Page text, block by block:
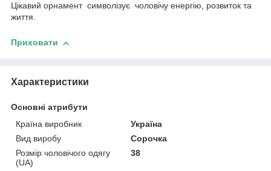
Цікавий орнамент символізує чоловічу енергію, розвиток та
життя.
Приховати
Характеристики
Основні атрибути
Країна виробник
Україна
Вид виробу
Сорочка
Розмір чоловічого одягу
(UA)
38